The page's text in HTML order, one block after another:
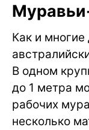
Как и
В одном
до 1 метра
рабочих
несколько